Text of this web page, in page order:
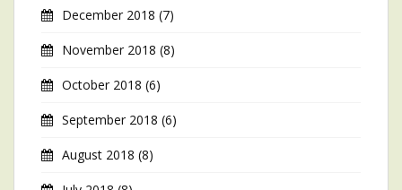
December 2018 (7)
November 2018 (8)
October 2018 (6)
September 2018 (6)
August 2018 (8)